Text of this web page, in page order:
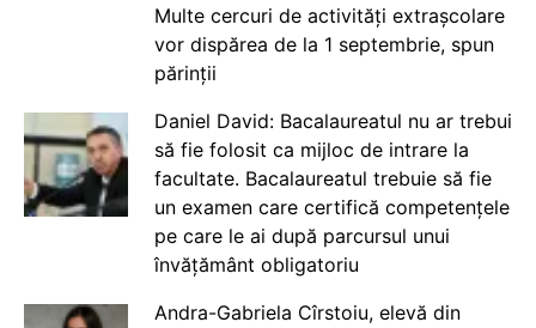
Multe cercuri de activități extrașcolare
vor dispărea de la 1 septembrie, spun
părinții
Daniel David: Bacalaureatul nu ar trebui
să fie folosit ca mijloc de intrare la
facultate. Bacalaureatul trebuie să fie
un examen care certifică competențele
pe care le ai după parcursul unui
învățământ obligatoriu
Andra-Gabriela Cîrstoiu, elevă din